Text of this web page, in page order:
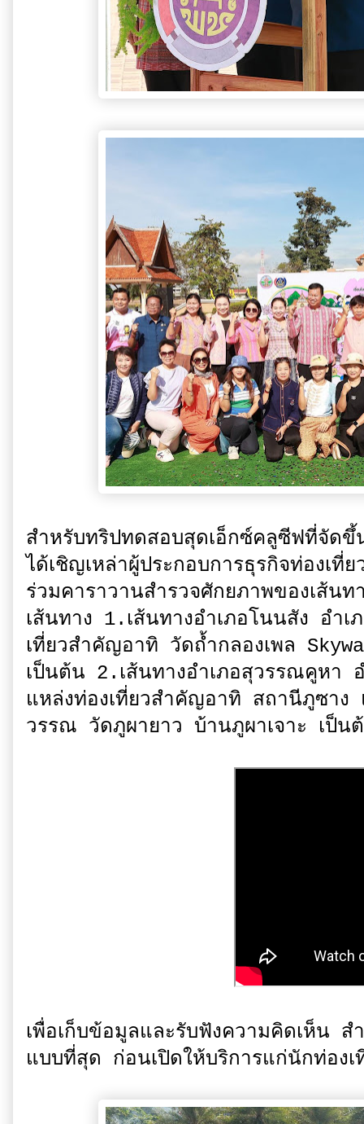
สำหรับทริปทดสอบสุดเอ็กซ์คลูซีฟที่จัด
ได้เชิญเหล่าผู้ประกอบการธุรกิจท่องเ
ร่วมคาราวานสำรวจศักยภาพของเส้
เส้นทาง 1.เส้นทางอำเภอโนนสัง อำเ
เที่ยวสำคัญอาทิ วัดถ้ำกลองเพล
เป็นต้น 2.เส้นทางอำเภอสุวรรณคูหา
แหล่งท่องเที่ยวสำคัญอาทิ สถานีภูซาง
วรรณ วัดภูผายาว บ้านภูผาเจาะ เป็น
เพื่อเก็บข้อมูลและรับฟังความคิดเห็น
แบบที่สุด ก่อนเปิดให้บริการแก่นักท่องเ